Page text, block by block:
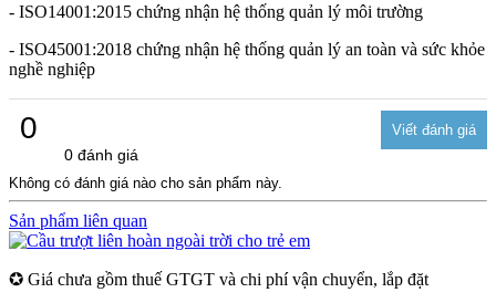
- ISO14001:2015 chứng nhận hệ thống quản lý môi trường
- ISO45001:2018 chứng nhận hệ thống quản lý an toàn và sức khỏe
nghề nghiệp
0
0 đánh giá
Không có đánh giá nào cho sản phẩm này.
Sản phẩm liên quan
✪ Giá chưa gồm thuế GTGT và chi phí vận chuyển, lắp đặt